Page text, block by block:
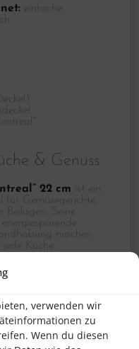
verwenden wir
zu
Wenn du diesen
einfache
& Genuss
22 cm ist ein
für Gemüsegerichte,
Beilagen. Seine
machen
Küche.
von GSW